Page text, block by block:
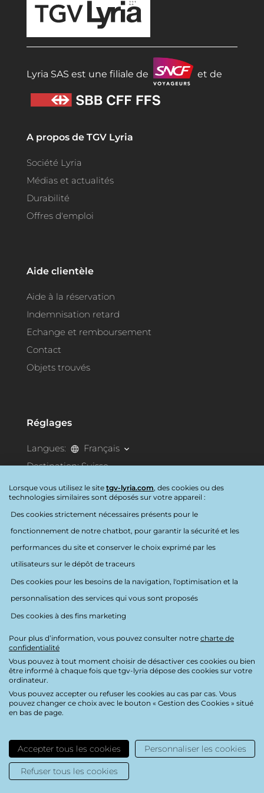
Lyria SAS est une filiale de et de
A propos de TGV Lyria
Société Lyria
Médias et actualités
Durabilité
Offres d'emploi
Aide clientèle
Aide à la réservation
Indemnisation retard
Echange et remboursement
Contact
Objets trouvés
Réglages
Langues:
Français
Destination:Suisse
Accessibilité
Nous suivre
Mentions légales
Crédits
Accessibilité : partiellement conforme
Cookies
Lorsque vous utilisez le site tgv-lyria.com, des cookies ou des
technologies similaires sont déposés sur votre appareil :
Des cookies strictement nécessaires présents pour le
fonctionnement de notre chatbot, pour garantir la sécurité et les
performances du site et conserver le choix exprimé par les
utilisateurs sur le dépôt de traceurs
Des cookies pour les besoins de la navigation, l'optimisation et la
personnalisation des services qui vous sont proposés
Des cookies à des fins marketing
Pour plus d’information, vous pouvez consulter notre charte de
confidentialité
Vous pouvez à tout moment choisir de désactiver ces cookies ou bien
être informé à chaque fois que tgv-lyria dépose des cookies sur votre
ordinateur.
Vous pouvez accepter ou refuser les cookies au cas par cas. Vous
pouvez changer ce choix avec le bouton « Gestion des Cookies » situé
en bas de page.
Accepter tous les cookies Personnaliser les cookies
Refuser tous les cookies